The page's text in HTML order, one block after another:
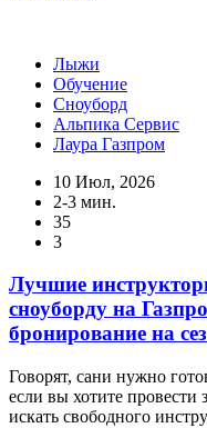
Лыжи
Обучение
Сноуборд
Альпика Сервис
Лаура Газпром
10 Июл, 2026
2-3 мин.
35
3
Лучшие
сноуборду на
бронирование на
Говорят, сани нужно
если вы хотите провести
искать свободного